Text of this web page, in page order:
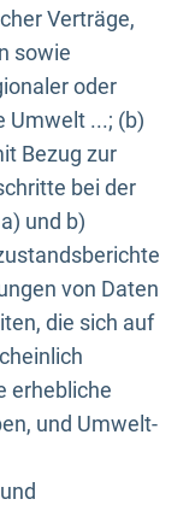
Verträge,
sowie
oder
Umwelt ...; (b)
Bezug zur
bei der
und b)
von Daten
die sich auf
erhebliche
und Umwelt-